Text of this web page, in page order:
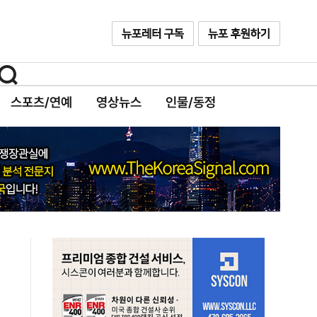
스포츠/연예 영상뉴스 인물/동정